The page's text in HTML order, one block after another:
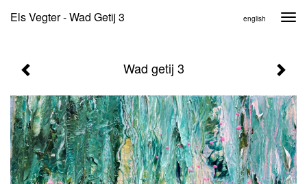
Els Vegter - Wad Getij 3 english
Wad getij 3